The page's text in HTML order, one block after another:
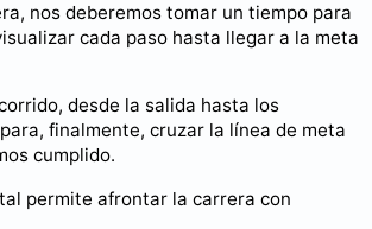
nos deberemos tomar un tiempo para
cada paso hasta llegar a la meta
desde la salida hasta los
finalmente, cruzar la línea de meta
cumplido.
permite afrontar la carrera con